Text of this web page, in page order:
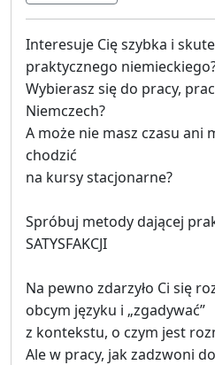
Interesuje Cię szybka i
praktycznego
Wybierasz się do pracy,
Niemczech?
A może nie masz czasu ani
chodzić
na kursy stacjonarne?
Spróbuj metody dającej
SATYSFAKCJI
Na pewno zdarzyło Ci się
obcym języku i „zgadywać”
z kontekstu, o czym jest
Ale w pracy, jak zadzwoni